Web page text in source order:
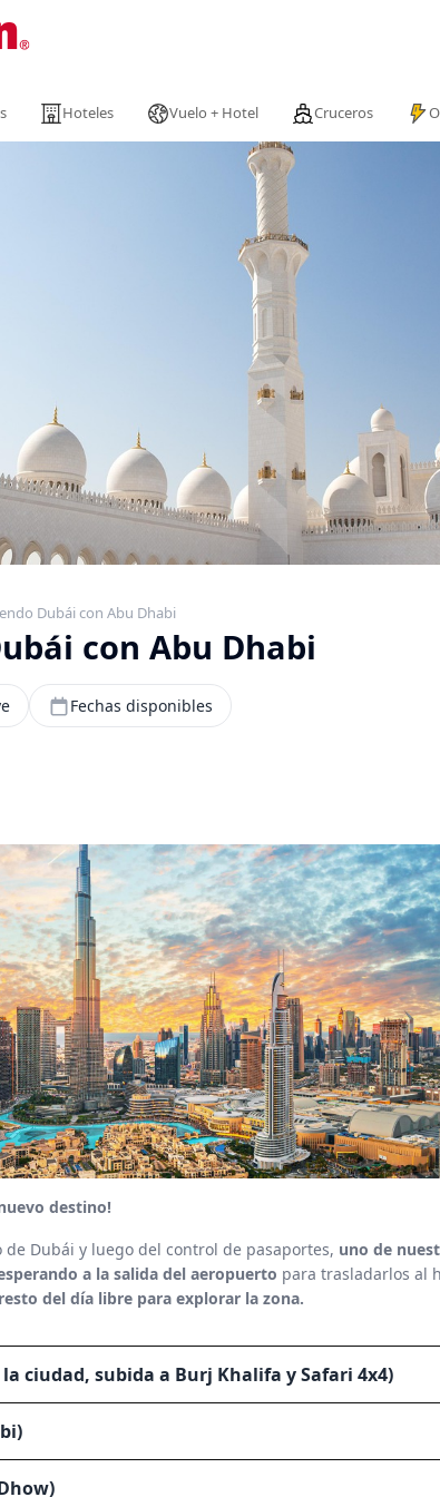
Hoteles Vuelo + Hotel Cruceros
Dubái con Abu Dhabi
con Abu Dhabi
Fechas disponibles
destino!
Dubái y luego del control de pasaportes, uno de
a la salida del aeropuerto para trasladarlos al
del día libre para explorar la zona.
ciudad, subida a Burj Khalifa y Safari 4x4)